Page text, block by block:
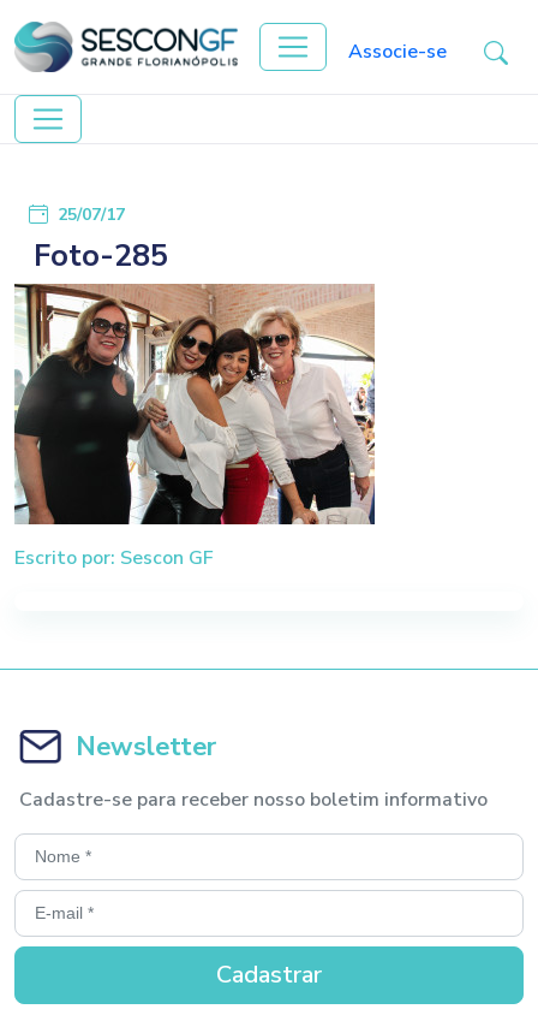
Associe-se
25/07/17
Foto-285
Escrito por: Sescon GF
Newsletter
Cadastre-se para receber nosso boletim informativo